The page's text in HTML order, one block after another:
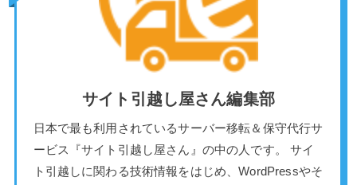
サイト引越し屋さん編集部
日本で最も利用されているサーバー移転＆保守代行サ
ービス『サイト引越し屋さん』の中の人です。 サイ
ト引越しに関わる技術情報をはじめ、WordPressやそ